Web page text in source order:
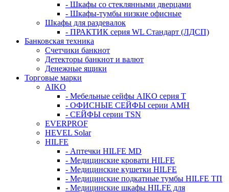
- Шкафы со стеклянными дверцами
- Шкафы-тумбы низкие офисные
Шкафы для раздевалок
- ПРАКТИК серия WL Стандарт (ЛДСП)
Банковская техника
Счетчики банкнот
Детекторы банкнот и валют
Денежные ящики
Торговые марки
AIKO
- Мебельные сейфы AIKO серия Т
- ОФИСНЫЕ СЕЙФЫ серии AMH
- СЕЙФЫ серии TSN
EVERPROF
HEVEL Solar
HILFE
- Аптечки HILFE MD
- Медицинские кровати HILFE
- Медицинские кушетки HILFE
- Медицинские подкатные тумбы HILFE ТП
- Медицинские шкафы HILFE для